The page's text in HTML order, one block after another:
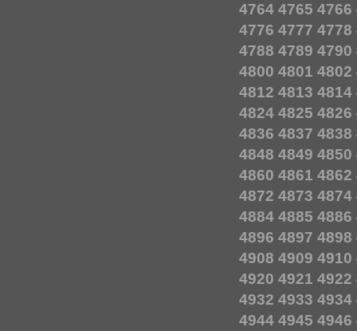
4764 4765 4766
4776 4777 4778
4788 4789 4790
4800 4801 4802
4812 4813 4814
4824 4825 4826
4836 4837 4838
4848 4849 4850
4860 4861 4862
4872 4873 4874
4884 4885 4886
4896 4897 4898
4908 4909 4910
4920 4921 4922
4932 4933 4934
4944 4945 4946